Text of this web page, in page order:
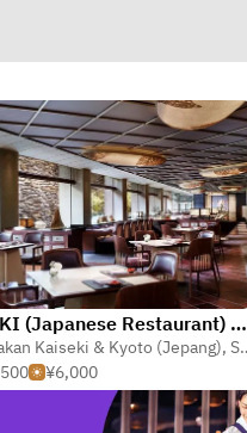
MIZUKI (Japanese Restaurant) / The Ritz-Carlton, Kyoto
Kaiseki & Kyoto (Jepang), Sushi
¥6,000